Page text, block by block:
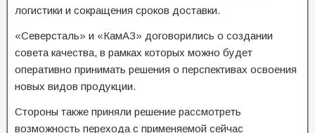
логистики и сокращения сроков доставки.
«Северсталь» и «КамАЗ» договорились о создании
совета качества, в рамках которых можно будет
оперативно принимать решения о перспективах освоения
новых видов продукции.
Стороны также приняли решение рассмотреть
возможность перехода с применяемой сейчас